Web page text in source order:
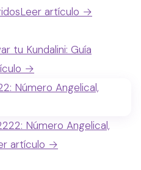
Leer artículo →
tu Kundalini: Guía
→
Número Angelical,
artículo →